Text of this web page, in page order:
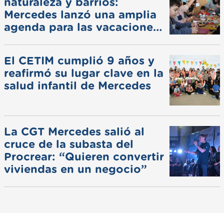
naturaleza y barrios:
Mercedes lanzó una amplia
agenda para las vacaciones
El CETIM cumplió 9 años y
reafirmó su lugar clave en la
salud infantil de Mercedes
La CGT Mercedes salió al
cruce de la subasta del
Procrear: “Quieren convertir
viviendas en un negocio”